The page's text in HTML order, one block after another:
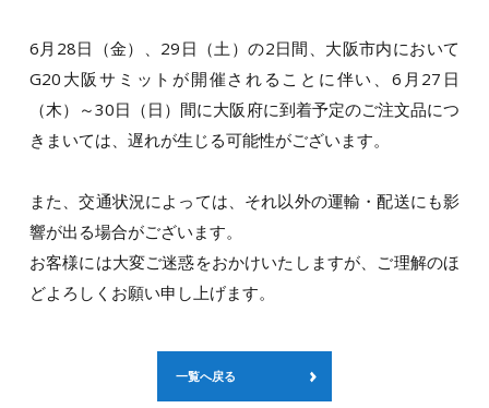
6月28日（金）、29日（土）の2日間、大阪市内において
G20大阪サミットが開催されることに伴い、6月27日
（木）～30日（日）間に大阪府に到着予定のご注文品につ
きまいては、遅れが生じる可能性がございます。
また、交通状況によっては、それ以外の運輸・配送にも影
響が出る場合がございます。
お客様には大変ご迷惑をおかけいたしますが、ご理解のほ
どよろしくお願い申し上げます。
一覧へ戻る